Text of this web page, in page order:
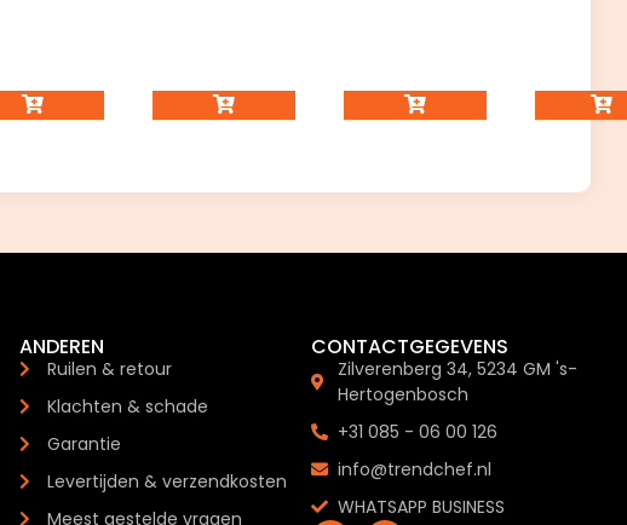
ANDEREN
Ruilen & retour
Klachten & schade
Garantie
Levertijden & verzendkosten
Meest gestelde vragen
CONTACTGEGEVENS
Zilverenberg 34, 5234 GM 's-
Hertogenbosch
+31 085 - 06 00 126
info@trendchef.nl
WHATSAPP BUSINESS